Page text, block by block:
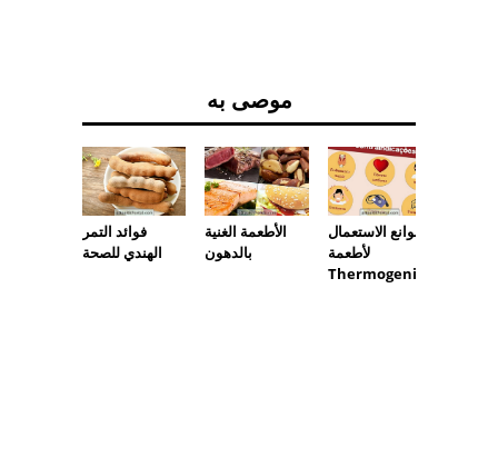
موصى به
فوائد التمر
الهندي للصحة
الأطعمة الغنية
بالدهون
موانع الاستعمال
لأطعمة
Thermogenic